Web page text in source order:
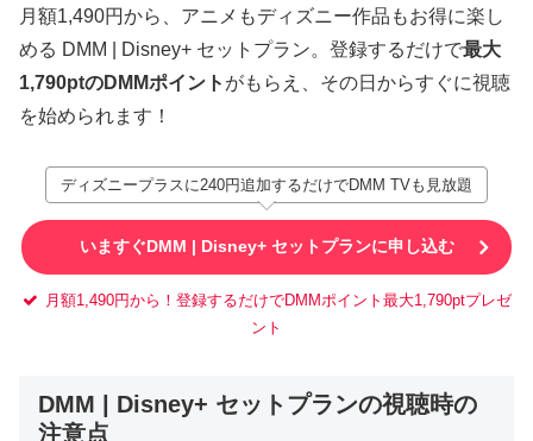
月額1,490円から、アニメもディズニー作品もお得に楽し
める DMM | Disney+ セットプラン。登録するだけで最大
1,790ptのDMMポイント がもらえ、その日からすぐに視聴
を始められます！
ディズニープラスに240円追加するだけでDMM TVも見放題
いますぐDMM | Disney+ セットプランに申し込む
月額1,490円から！登録するだけでDMMポイント最大1,790ptプレゼ
ント
DMM | Disney+ セットプランの視聴時の
注意点